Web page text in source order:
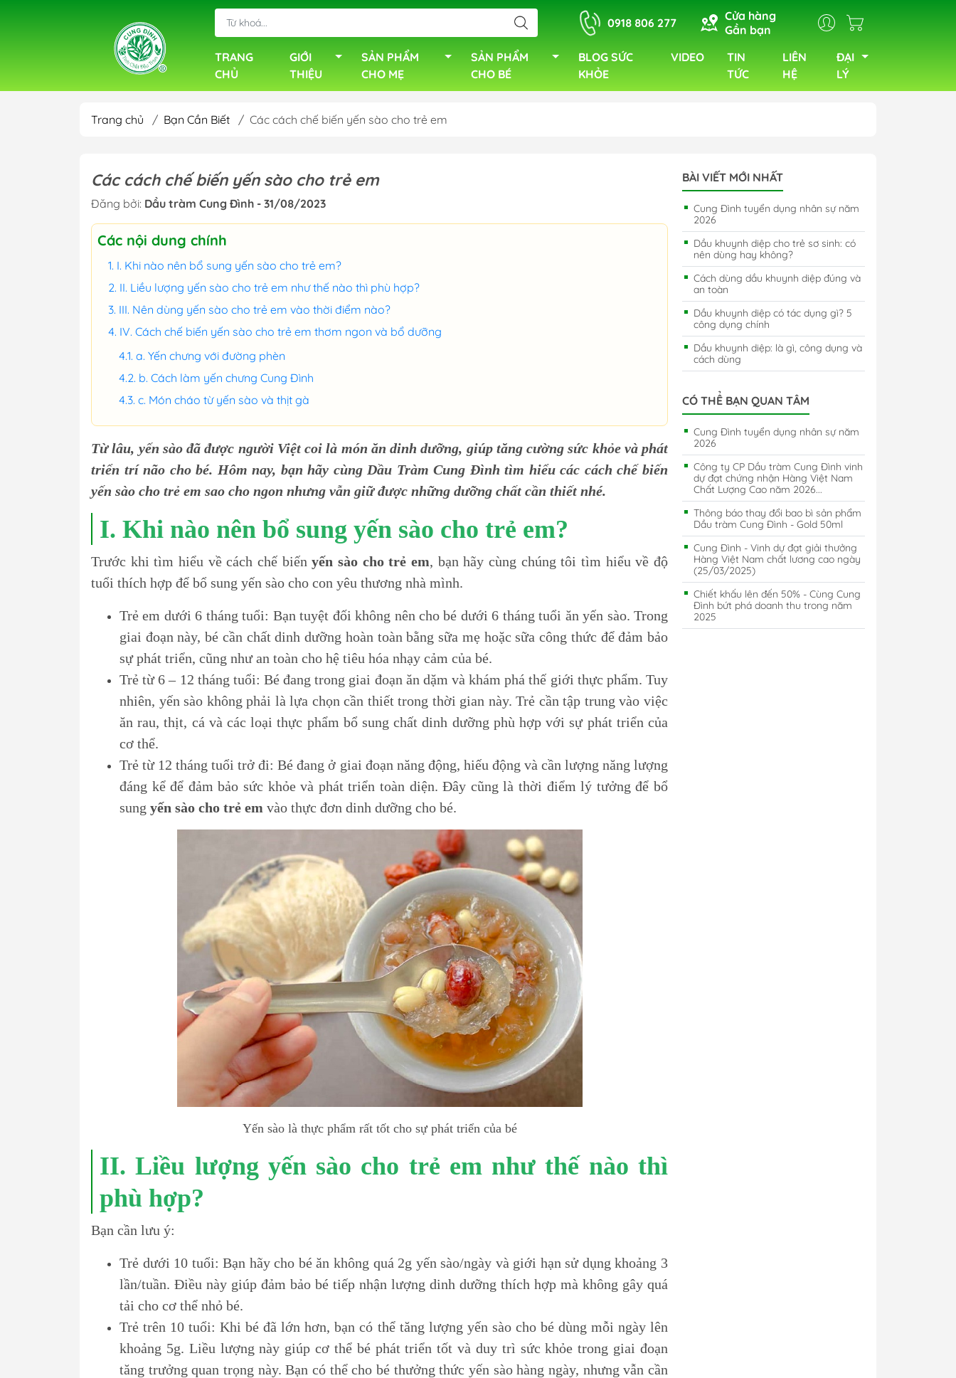
0918 806 277
Cửa hàng
Gần bạn
TRANG
CHỦ
GIỚI
THIỆU
SẢN PHẨM
CHO MẸ
SẢN PHẨM
CHO BÉ
BLOG SỨC
KHỎE
VIDEO
TIN
TỨC
LIÊN
HỆ
ĐẠI
LÝ
Trang chủ / Bạn Cần Biết / Các cách chế biến yến sào cho trẻ em
Các cách chế biến yến sào cho trẻ em
Đăng bởi: Dầu tràm Cung Đình - 31/08/2023
Các nội dung chính
I. Khi nào nên bổ sung yến sào cho trẻ em?
II. Liều lượng yến sào cho trẻ em như thế nào thì phù hợp?
III. Nên dùng yến sào cho trẻ em vào thời điểm nào?
IV. Cách chế biến yến sào cho trẻ em thơm ngon và bổ dưỡng
a. Yến chưng với đường phèn
b. Cách làm yến chưng Cung Đình
c. Món cháo từ yến sào và thịt gà
Từ lâu, yến sào đã được người Việt coi là món ăn dinh dưỡng, giúp tăng cường sức khỏe và phát
triển trí não cho bé. Hôm nay, bạn hãy cùng Dầu Tràm Cung Đình tìm hiểu các cách chế biến
yến sào cho trẻ em sao cho ngon nhưng vẫn giữ được những dưỡng chất cần thiết nhé.
I. Khi nào nên bổ sung yến sào cho trẻ em?
Trước khi tìm hiểu về cách chế biếnyến sào cho trẻ em, bạn hãy cùng chúng tôi tìm hiểu về độ
tuổi thích hợp để bổ sung yến sào cho con yêu thương nhà mình.
Trẻ em dưới 6 tháng tuổi: Bạn tuyệt đối không nên cho bé dưới 6 tháng tuổi ăn yến sào. Trong
giai đoạn này, bé cần chất dinh dưỡng hoàn toàn bằng sữa mẹ hoặc sữa công thức để đảm bảo
sự phát triển, cũng như an toàn cho hệ tiêu hóa nhạy cảm của bé.
Trẻ từ 6 – 12 tháng tuổi: Bé đang trong giai đoạn ăn dặm và khám phá thế giới thực phẩm. Tuy
nhiên, yến sào không phải là lựa chọn cần thiết trong thời gian này. Trẻ cần tập trung vào việc
ăn rau, thịt, cá và các loại thực phẩm bổ sung chất dinh dưỡng phù hợp với sự phát triển của
cơ thể.
Trẻ từ 12 tháng tuổi trở đi: Bé đang ở giai đoạn năng động, hiếu động và cần lượng năng lượng
đáng kể để đảm bảo sức khỏe và phát triển toàn diện. Đây cũng là thời điểm lý tưởng để bổ
sung yến sào cho trẻ em vào thực đơn dinh dưỡng cho bé.
Yến sào là thực phẩm rất tốt cho sự phát triển của bé
II. Liều lượng yến sào cho trẻ em như thế nào thì
phù hợp?
Bạn cần lưu ý:
Trẻ dưới 10 tuổi: Bạn hãy cho bé ăn không quá 2g yến sào/ngày và giới hạn sử dụng khoảng 3
lần/tuần. Điều này giúp đảm bảo bé tiếp nhận lượng dinh dưỡng thích hợp mà không gây quá
tải cho cơ thể nhỏ bé.
Trẻ trên 10 tuổi: Khi bé đã lớn hơn, bạn có thể tăng lượng yến sào cho bé dùng mỗi ngày lên
khoảng 5g. Liều lượng này giúp cơ thể bé phát triển tốt và duy trì sức khỏe trong giai đoạn
tăng trưởng quan trọng này. Bạn có thể cho bé thưởng thức yến sào hàng ngày, nhưng vẫn cần
BÀI VIẾT MỚI NHẤT
Cung Đình tuyển dụng nhân sự năm
2026
Dầu khuynh diệp cho trẻ sơ sinh: có
nên dùng hay không?
Cách dùng dầu khuynh diệp đúng và
an toàn
Dầu khuynh diệp có tác dụng gì? 5
công dụng chính
Dầu khuynh diệp: là gì, công dụng và
cách dùng
CÓ THỂ BẠN QUAN TÂM
Cung Đình tuyển dụng nhân sự năm
2026
Công ty CP Dầu tràm Cung Đình vinh
dự đạt chứng nhận Hàng Việt Nam
Chất Lượng Cao năm 2026...
Thông báo thay đổi bao bì sản phẩm
Dầu tràm Cung Đình - Gold 50ml
Cung Đình - Vinh dự đạt giải thưởng
Hàng Việt Nam chất lương cao ngày
(25/03/2025)
Chiết khấu lên đến 50% - Cùng Cung
Đình bứt phá doanh thu trong năm
2025